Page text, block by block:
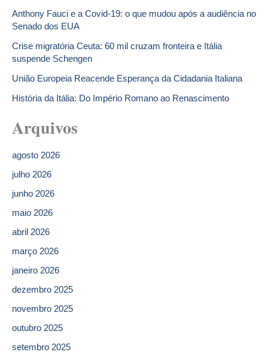
Anthony Fauci e a Covid-19: o que mudou após a audiência no
Senado dos EUA
Crise migratória Ceuta: 60 mil cruzam fronteira e Itália
suspende Schengen
União Europeia Reacende Esperança da Cidadania Italiana
História da Itália: Do Império Romano ao Renascimento
Arquivos
agosto 2026
julho 2026
junho 2026
maio 2026
abril 2026
março 2026
janeiro 2026
dezembro 2025
novembro 2025
outubro 2025
setembro 2025